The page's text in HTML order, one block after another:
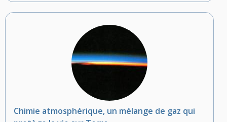
Chimie atmosphérique, un mélange de gaz qui